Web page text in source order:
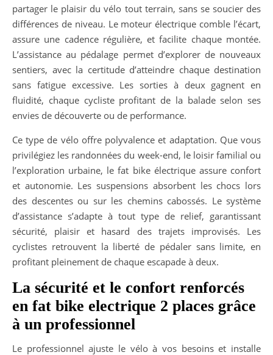
partager le plaisir du vélo tout terrain, sans se soucier des
différences de niveau. Le moteur électrique comble l’écart,
assure une cadence régulière, et facilite chaque montée.
L’assistance au pédalage permet d’explorer de nouveaux
sentiers, avec la certitude d’atteindre chaque destination
sans fatigue excessive. Les sorties à deux gagnent en
fluidité, chaque cycliste profitant de la balade selon ses
envies de découverte ou de performance.
Ce type de vélo offre polyvalence et adaptation. Que vous
privilégiez les randonnées du week-end, le loisir familial ou
l’exploration urbaine, le fat bike électrique assure confort
et autonomie. Les suspensions absorbent les chocs lors
des descentes ou sur les chemins cabossés. Le système
d’assistance s’adapte à tout type de relief, garantissant
sécurité, plaisir et hasard des trajets improvisés. Les
cyclistes retrouvent la liberté de pédaler sans limite, en
profitant pleinement de chaque escapade à deux.
La sécurité et le confort renforcés
en fat bike electrique 2 places grâce
à un professionnel
Le professionnel ajuste le vélo à vos besoins et installe